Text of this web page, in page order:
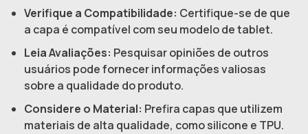
Verifique a Compatibilidade: Certifique-se de que
a capa é compatível com seu modelo de tablet.
Leia Avaliações: Pesquisar opiniões de outros
usuários pode fornecer informações valiosas
sobre a qualidade do produto.
Considere o Material: Prefira capas que utilizem
materiais de alta qualidade, como silicone e TPU.